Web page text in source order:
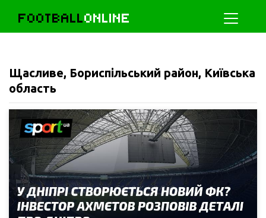
FOOTBALLONLINE
Щасливе, Бориспільський район, Київська
область